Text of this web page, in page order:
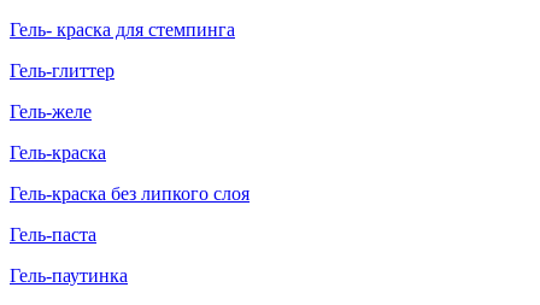
Гель- краска для стемпинга
Гель-глиттер
Гель-желе
Гель-краска
Гель-краска без липкого слоя
Гель-паста
Гель-паутинка